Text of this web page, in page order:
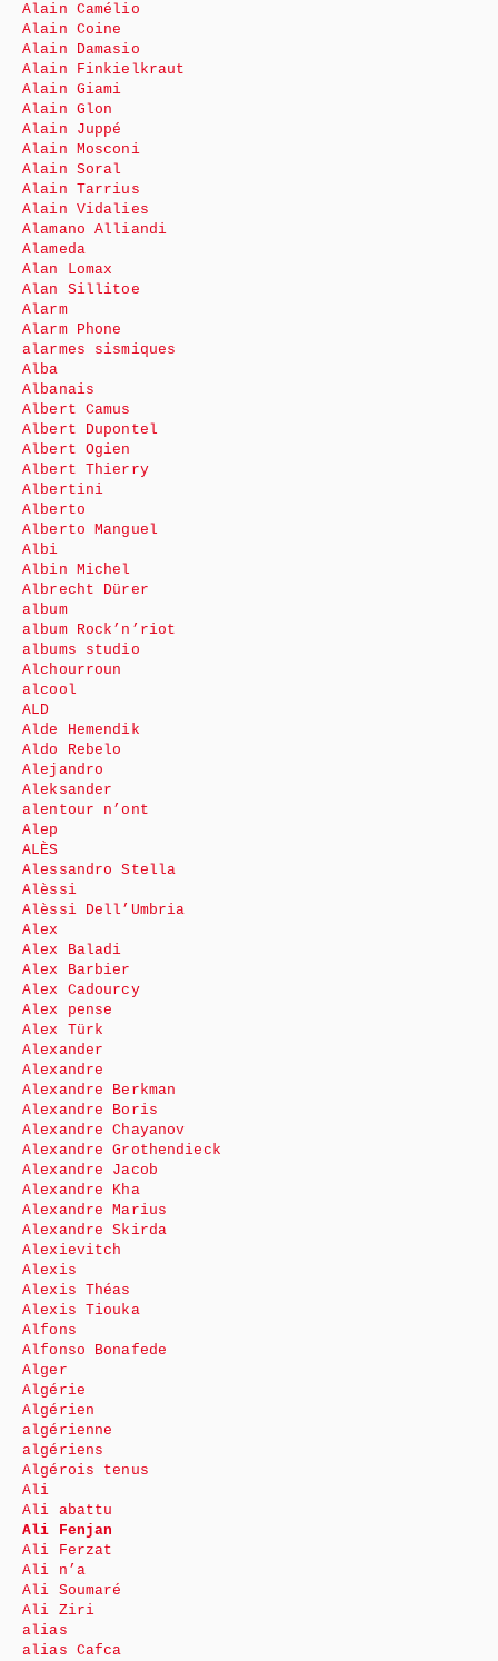
Alain Camélio
Alain Coine
Alain Damasio
Alain Finkielkraut
Alain Giami
Alain Glon
Alain Juppé
Alain Mosconi
Alain Soral
Alain Tarrius
Alain Vidalies
Alamano Alliandi
Alameda
Alan Lomax
Alan Sillitoe
Alarm
Alarm Phone
alarmes sismiques
Alba
Albanais
Albert Camus
Albert Dupontel
Albert Ogien
Albert Thierry
Albertini
Alberto
Alberto Manguel
Albi
Albin Michel
Albrecht Dürer
album
album Rock’n’riot
albums studio
Alchourroun
alcool
ALD
Alde Hemendik
Aldo Rebelo
Alejandro
Aleksander
alentour n’ont
Alep
ALÈS
Alessandro Stella
Alèssi
Alèssi Dell’Umbria
Alex
Alex Baladi
Alex Barbier
Alex Cadourcy
Alex pense
Alex Türk
Alexander
Alexandre
Alexandre Berkman
Alexandre Boris
Alexandre Chayanov
Alexandre Grothendieck
Alexandre Jacob
Alexandre Kha
Alexandre Marius
Alexandre Skirda
Alexievitch
Alexis
Alexis Théas
Alexis Tiouka
Alfons
Alfonso Bonafede
Alger
Algérie
Algérien
algérienne
algériens
Algérois tenus
Ali
Ali abattu
Ali Fenjan
Ali Ferzat
Ali n’a
Ali Soumaré
Ali Ziri
alias
alias Cafca